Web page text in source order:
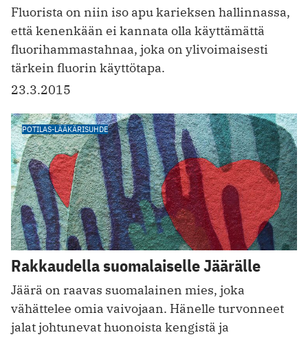
Fluorista on niin iso apu karieksen hallinnassa,
että kenenkään ei kannata olla käyttämättä
fluorihammastahnaa, joka on ylivoimaisesti
tärkein fluorin käyttötapa.
23.3.2015
POTILAS-LÄÄKÄRISUHDE
Rakkaudella suomalaiselle Jäärälle
Jäärä on raavas suomalainen mies, joka
vähättelee omia vaivojaan. Hänelle turvonneet
jalat johtunevat huonoista kengistä ja